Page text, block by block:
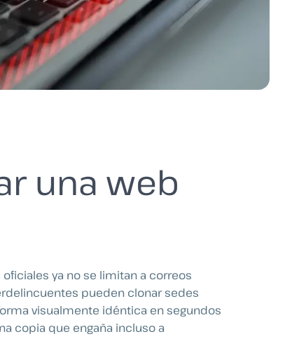
una web
ya no se limitan a correos
pueden clonar sedes
visualmente idéntica en segundos
copia que engaña incluso a